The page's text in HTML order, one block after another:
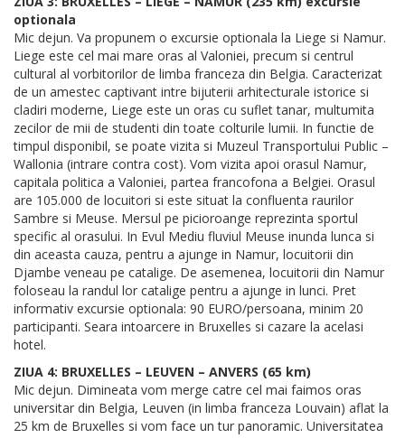
optionala
Mic dejun. Va propunem o excursie optionala la Liege si Namur.
Liege este cel mai mare oras al Valoniei, precum si centrul
cultural al vorbitorilor de limba franceza din Belgia. Caracterizat
de un amestec captivant intre bijuterii arhitecturale istorice si
cladiri moderne, Liege este un oras cu suflet tanar, multumita
zecilor de mii de studenti din toate colturile lumii. In functie de
timpul disponibil, se poate vizita si Muzeul Transportului Public –
Wallonia (intrare contra cost). Vom vizita apoi orasul Namur,
capitala politica a Valoniei, partea francofona a Belgiei. Orasul
are 105.000 de locuitori si este situat la confluenta raurilor
Sambre si Meuse. Mersul pe picioroange reprezinta sportul
specific al orasului. In Evul Mediu fluviul Meuse inunda lunca si
din aceasta cauza, pentru a ajunge in Namur, locuitorii din
Djambe veneau pe catalige. De asemenea, locuitorii din Namur
foloseau la randul lor catalige pentru a ajunge in lunci. Pret
informativ excursie optionala: 90 EURO/persoana, minim 20
participanti. Seara intoarcere in Bruxelles si cazare la acelasi
hotel.
ZIUA 4: BRUXELLES – LEUVEN – ANVERS (65 km)
Mic dejun. Dimineata vom merge catre cel mai faimos oras
universitar din Belgia, Leuven (in limba franceza Louvain) aflat la
25 km de Bruxelles si vom face un tur panoramic. Universitatea